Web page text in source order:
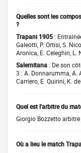
Quelles sont les
?
Trapani 1905 :
Galeotti, P. Ortisi, S.
Aronica, E. Celeghin,
Salernitana : De son
3 : A. Donnarumma, A.
Carriero, E. Quirini, K.
Quel est l'arbitre du
Giorgio Bozzetto
Où a lieu le match